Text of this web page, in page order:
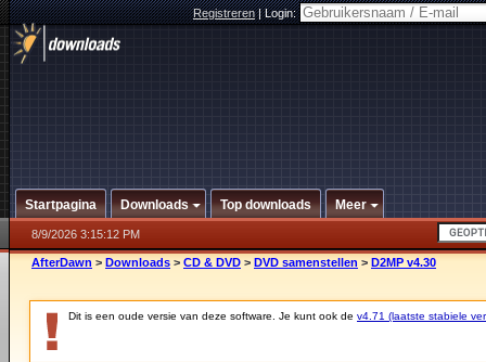
Registreren|Login:
Startpagina Downloads Top downloads Meer
8/9/2026 3:15:12 PM
AfterDawn > Downloads > CD & DVD > DVD samenstellen > D2MP v4.30
Dit is een oude versie van deze software. Je kunt ook de v4.71 (laatste stabiele